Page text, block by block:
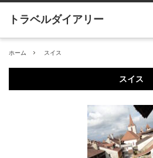
ホーム スイス
スイス